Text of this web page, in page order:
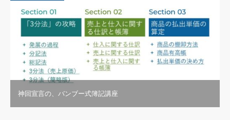
神回宣言の、バンブー式簿記講座